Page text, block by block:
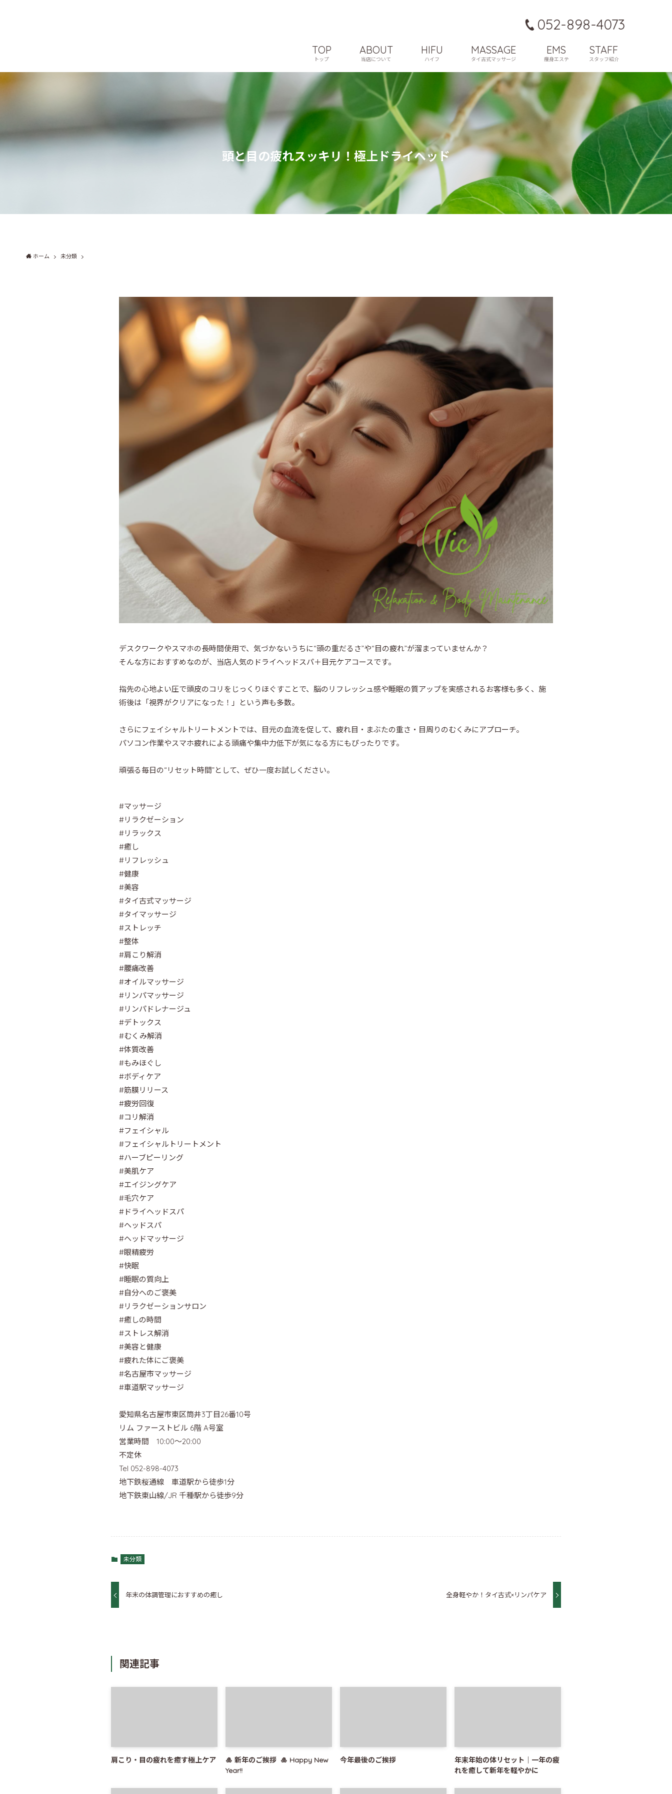
TOP
トップ
ABOUT
当店について
HIFU
ハイフ
MASSAGE
タイ古式マッサージ
EMS
痩身エステ
STAFF
スタッフ紹介
052-898-4073
頭と目の疲れスッキリ！極上ドライヘッド
ホーム 未分類
デスクワークやスマホの長時間使用で、気づかないうちに“頭の重だるさ”や“目の疲れ”が溜まっていませんか？
そんな方におすすめなのが、当店人気のドライヘッドスパ＋目元ケアコースです。
指先の心地よい圧で頭皮のコリをじっくりほぐすことで、脳のリフレッシュ感や睡眠の質アップを実感されるお客様も多く、施
術後は「視界がクリアになった！」という声も多数。
さらにフェイシャルトリートメントでは、目元の血流を促して、疲れ目・まぶたの重さ・目周りのむくみにアプローチ。
パソコン作業やスマホ疲れによる頭痛や集中力低下が気になる方にもぴったりです。
頑張る毎日の“リセット時間”として、ぜひ一度お試しください。
#マッサージ
#リラクゼーション
#リラックス
#癒し
#リフレッシュ
#健康
#美容
#タイ古式マッサージ
#タイマッサージ
#ストレッチ
#整体
#肩こり解消
#腰痛改善
#オイルマッサージ
#リンパマッサージ
#リンパドレナージュ
#デトックス
#むくみ解消
#体質改善
#もみほぐし
#ボディケア
#筋膜リリース
#疲労回復
#コリ解消
#フェイシャル
#フェイシャルトリートメント
#ハーブピーリング
#美肌ケア
#エイジングケア
#毛穴ケア
#ドライヘッドスパ
#ヘッドスパ
#ヘッドマッサージ
#眼精疲労
#快眠
#睡眠の質向上
#自分へのご褒美
#リラクゼーションサロン
#癒しの時間
#ストレス解消
#美容と健康
#疲れた体にご褒美
#名古屋市マッサージ
#車道駅マッサージ
愛知県名古屋市東区筒井3丁目26番10号
リム ファーストビル 6階 A号室
営業時間　10:00〜20:00
不定休
Tel 052-898-4073
地下鉄桜通線　車道駅から徒歩1分
地下鉄東山線/JR 千種駅から徒歩9分
未分類
年末の体調管理におすすめの癒し 全身軽やか！タイ古式×リンパケア
関連記事
肩こり・目の疲れを癒す極上ケア
🎍 新年のご挨拶 🎍 Happy New
Year!!
今年最後のご挨拶
年末年始の体リセット｜一年の疲
れを癒して新年を軽やかに